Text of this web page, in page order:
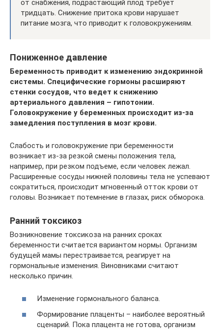
от снабжения, подрастающий плод требует
тридцать. Снижение притока крови нарушает
питание мозга, что приводит к головокружениям.
Пониженное давление
Беременность приводит к изменению эндокринной
системы. Специфические гормоны расширяют
стенки сосудов, что ведет к снижению
артериального давления – гипотонии.
Головокружение у беременных происходит из-за
замедления поступления в мозг крови.
Слабость и головокружение при беременности
возникает из-за резкой смены положения тела,
например, при резком подъеме, если человек лежал.
Расширенные сосуды нижней половины тела не успевают
сократиться, происходит мгновенный отток крови от
головы. Возникает потемнение в глазах, риск обморока.
Ранний токсикоз
Возникновение токсикоза на ранних сроках
беременности считается вариантом нормы. Организм
будущей мамы перестраивается, реагирует на
гормональные изменения. Виновниками считают
несколько причин.
Изменение гормонального баланса.
Формирование плаценты – наиболее вероятный
сценарий. Пока плацента не готова, организм